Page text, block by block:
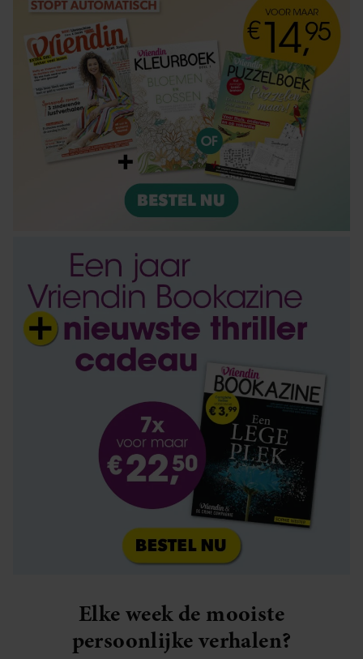
partners voor social media, adverteren en analyse. Deze
partners kunnen deze gegevens combineren met andere
informatie die u aan ze heeft verstrekt of die ze hebben
verzameld op basis van uw gebruik van hun services. U
gaat akkoord met onze cookies als u onze website blijft
gebruiken.
Elke week de mooiste
persoonlijke verhalen?